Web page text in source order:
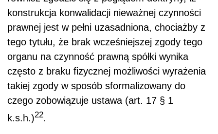
konstrukcja konwalidacji nieważnej czynności
prawnej jest w pełni uzasadniona, chociażby z
tego tytułu, że brak wcześniejszej zgody tego
organu na czynność prawną spółki wynika
często z braku fizycznej możliwości wyrażenia
takiej zgody w sposób sformalizowany do
czego zobowiązuje ustawa (art. 17 § 1
k.s.h.)22.